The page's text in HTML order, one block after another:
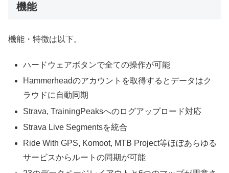
機能
機能・特徴は以下。
ハードウェアボタンで全ての操作が可能
Hammerheadのアカウントを取得するとデータはク
ラウドに自動同期
Strava, TrainingPeaksへのログアップロード対応
Strava Live Segmentsを統合
Ride With GPS, Komoot, MTB Project等ほぼあらゆる
サービスからルートの同期が可能